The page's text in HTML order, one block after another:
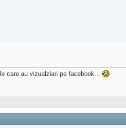
care au vizualziari pe facebook...